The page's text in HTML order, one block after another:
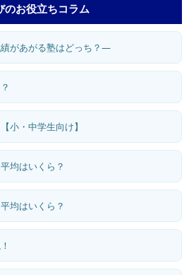
のお役立ちコラム
があがる塾はどっち？―
小・中学生向け】
均はいくら？
均はいくら？